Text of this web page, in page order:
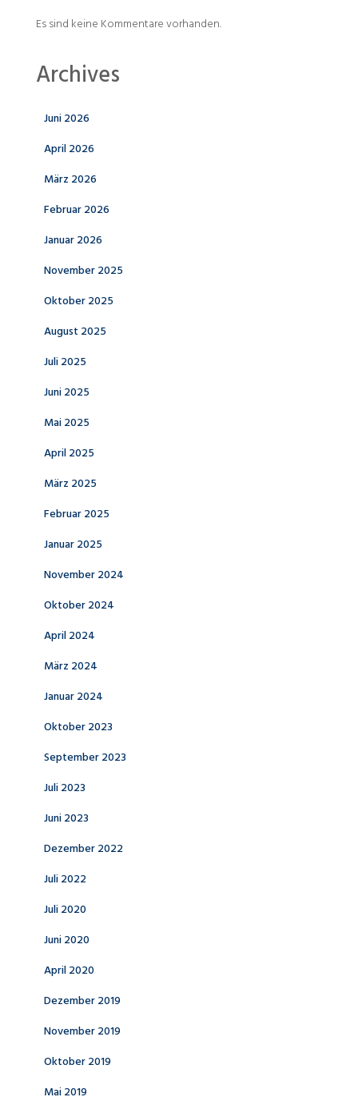
Es sind keine Kommentare vorhanden.
Archives
Juni 2026
April 2026
März 2026
Februar 2026
Januar 2026
November 2025
Oktober 2025
August 2025
Juli 2025
Juni 2025
Mai 2025
April 2025
März 2025
Februar 2025
Januar 2025
November 2024
Oktober 2024
April 2024
März 2024
Januar 2024
Oktober 2023
September 2023
Juli 2023
Juni 2023
Dezember 2022
Juli 2022
Juli 2020
Juni 2020
April 2020
Dezember 2019
November 2019
Oktober 2019
Mai 2019